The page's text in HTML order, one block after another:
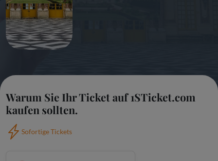
Warum Sie Ihr Ticket auf 1STicket.com
kaufen sollten.
Sofortige Tickets